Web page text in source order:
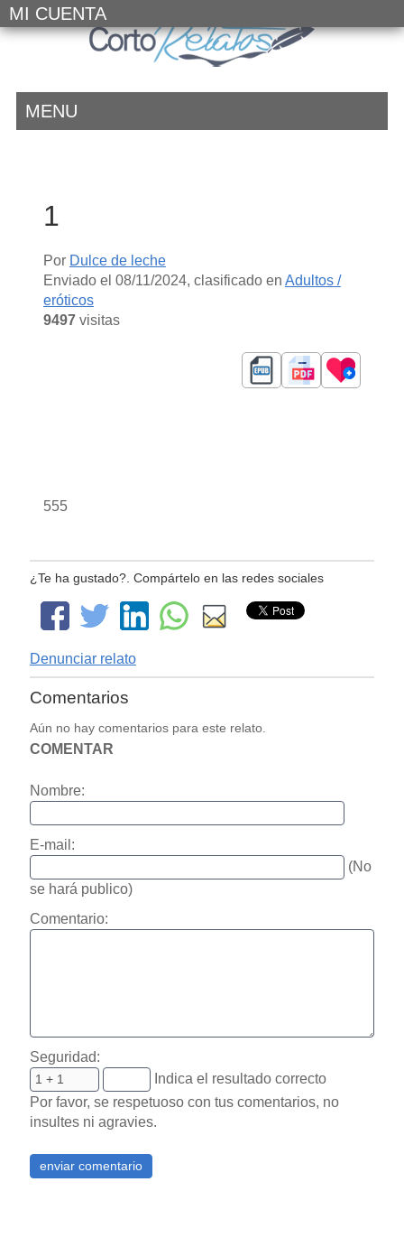
MI CUENTA
MENU
1
Por Dulce de leche
Enviado el 08/11/2024, clasificado en Adultos /
eróticos
9497visitas
555
¿Te ha gustado?. Compártelo en las redes sociales
Denunciar relato
Comentarios
Aún no hay comentarios para este relato.
COMENTAR
Nombre:
E-mail:
(No
se hará publico)
Comentario:
Seguridad:
Indica el resultado correcto
Por favor, se respetuoso con tus comentarios, no
insultes ni agravies.